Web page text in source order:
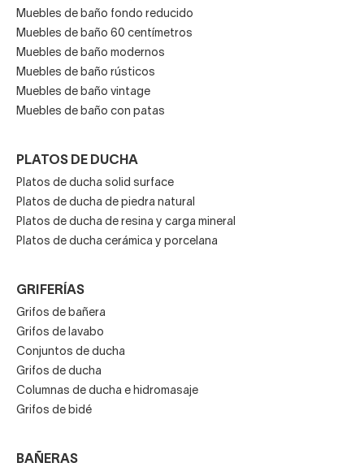
Muebles de baño fondo reducido
Muebles de baño 60 centímetros
Muebles de baño modernos
Muebles de baño rústicos
Muebles de baño vintage
Muebles de baño con patas
PLATOS DE DUCHA
Platos de ducha solid surface
Platos de ducha de piedra natural
Platos de ducha de resina y carga mineral
Platos de ducha cerámica y porcelana
GRIFERÍAS
Grifos de bañera
Grifos de lavabo
Conjuntos de ducha
Grifos de ducha
Columnas de ducha e hidromasaje
Grifos de bidé
BAÑERAS